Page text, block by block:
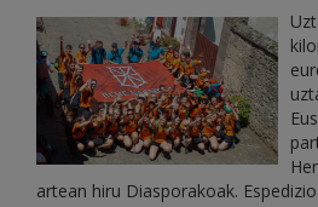
artean hiru Diasporakoak.